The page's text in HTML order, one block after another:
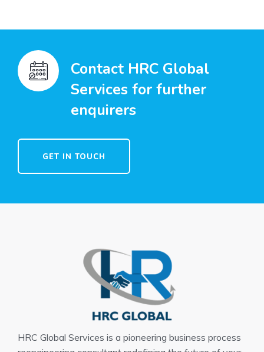
Contact HRC Global
Services for further
enquirers
GET IN TOUCH
HRC Global Services is a pioneering business process